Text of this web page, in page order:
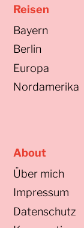
Reisen
Bayern
Berlin
Europa
Nordamerika
About
Über mich
Impressum
Datenschutz